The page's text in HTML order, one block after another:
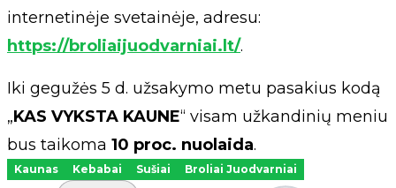
internetinėje svetainėje, adresu:
https://broliaijuodvarniai.lt/.
Iki gegužės 5 d. užsakymo metu pasakius kodą
„KAS VYKSTA KAUNE“ visam užkandinių meniu
bus taikoma 10 proc. nuolaida.
Kaunas Kebabai Sušiai Broliai Juodvarniai